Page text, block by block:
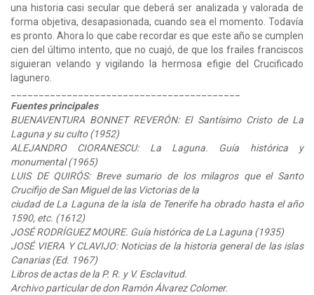
una historia casi secular que deberá ser analizada y valorada de
forma objetiva, desapasionada, cuando sea el momento. Todavía
es pronto. Ahora lo que cabe recordar es que este año se cumplen
cien del último intento, que no cuajó, de que los frailes franciscos
siguieran velando y vigilando la hermosa efigie del Crucificado
lagunero.
Fuentes principales
BUENAVENTURA BONNET REVERÓN: El Santísimo Cristo de La
Laguna y su culto (1952)
ALEJANDRO CIORANESCU: La Laguna. Guía histórica y
monumental (1965)
LUIS DE QUIRÓS: Breve sumario de los milagros que el Santo
Crucifijo de San Miguel de las Victorias de la
ciudad de La Laguna de la isla de Tenerife ha obrado hasta el año
1590, etc. (1612)
JOSÉ RODRÍGUEZ MOURE. Guía histórica de La Laguna (1935)
JOSÉ VIERA Y CLAVIJO: Noticias de la historia general de las islas
Canarias (Ed. 1967)
Libros de actas de la P. R. y V. Esclavitud.
Archivo particular de don Ramón Álvarez Colomer.